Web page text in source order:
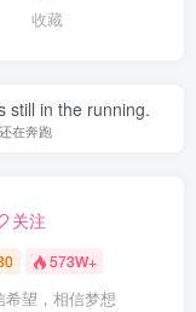
收藏
still in the running.
在奔跑
关注
573W+
望，相信梦想